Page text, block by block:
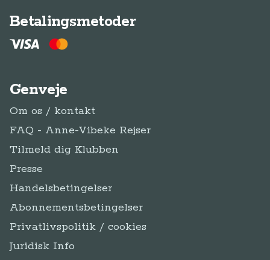
Betalingsmetoder
Genveje
Om os / kontakt
FAQ - Anne-Vibeke Rejser
Tilmeld dig Klubben
Presse
Handelsbetingelser
Abonnementsbetingelser
Privatlivspolitik / cookies
Juridisk Info